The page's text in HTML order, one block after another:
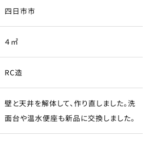
四日市市
４㎡
RC造
壁と天井を解体して、作り直しました。洗
面台や温水便座も新品に交換しました。